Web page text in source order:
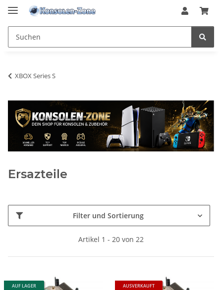
XBOX Series S
Ersazteile
Filter und Sortierung
Artikel 1 - 20 von 22
AUF LAGER AUSVERKAUFT